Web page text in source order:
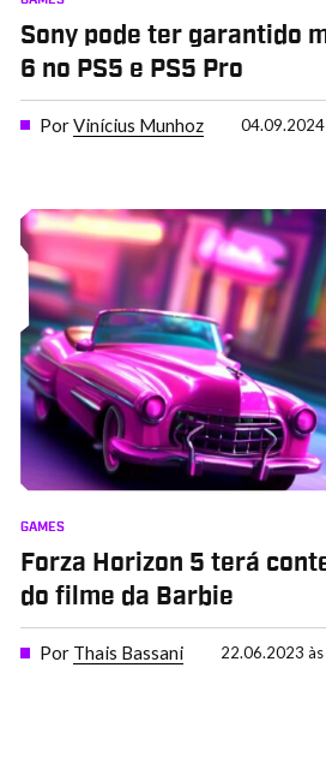
Sony pode ter garantido
6 no PS5 e PS5 Pro
PorVinícius Munhoz
GAMES
Forza Horizon 5 terá
do filme da Barbie
Por Thais Bassani 22.06.2023